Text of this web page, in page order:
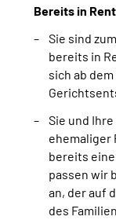
Bereits in
Sie sind
bereits in
sich ab
Sie und
ehemaliger
bereits
passen wir
an, der auf
des